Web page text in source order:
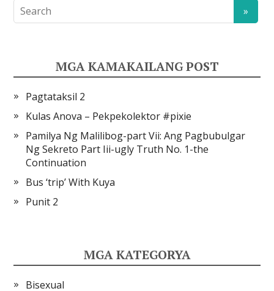
MGA KAMAKAILANG POST
Pagtataksil 2
Kulas Anova – Pekpekolektor #pixie
Pamilya Ng Malilibog-part Vii: Ang Pagbubulgar
Ng Sekreto Part Iii-ugly Truth No. 1-the
Continuation
Bus ‘trip’ With Kuya
Punit 2
MGA KATEGORYA
Bisexual